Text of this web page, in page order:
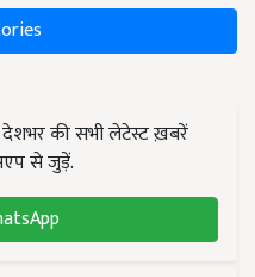
की सभी लेटेस्ट ख़बरें
से जुड़ें.